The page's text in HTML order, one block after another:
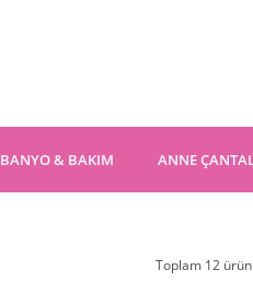
BANYO & BAKIM ANNE
Toplam 12 ürün